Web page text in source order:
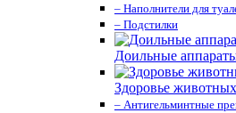
– Наполнители для
– Подстилки
Доильные
Здоровье животных
– Антигельминтные